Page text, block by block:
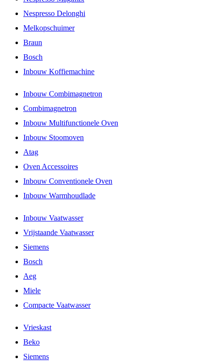
Nespresso Delonghi
Melkopschuimer
Braun
Bosch
Inbouw Koffiemachine
Inbouw Combimagnetron
Combimagnetron
Inbouw Multifunctionele Oven
Inbouw Stoomoven
Atag
Oven Accessoires
Inbouw Conventionele Oven
Inbouw Warmhoudlade
Inbouw Vaatwasser
Vrijstaande Vaatwasser
Siemens
Bosch
Aeg
Miele
Compacte Vaatwasser
Vrieskast
Beko
Siemens